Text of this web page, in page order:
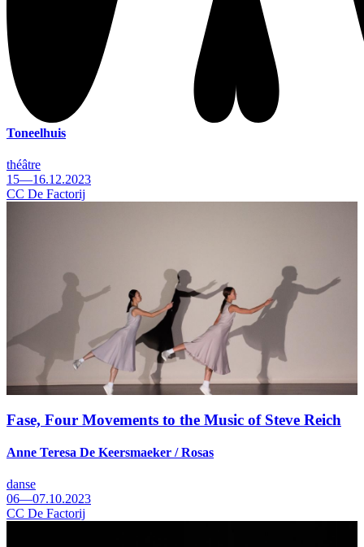
Toneelhuis
théâtre
15—16.12.2023
CC De Factorij
Fase, Four Movements to the Music of Steve Reich
Anne Teresa De Keersmaeker / Rosas
danse
06—07.10.2023
CC De Factorij